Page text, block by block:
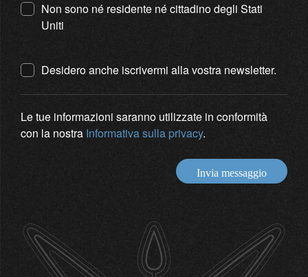
Non sono né residente né cittadino degli Stati
Uniti
Desidero anche iscrivermi alla vostra newsletter.
Le tue informazioni saranno utilizzate in conformità
con la nostra Informativa sulla privacy.
Invia messaggio